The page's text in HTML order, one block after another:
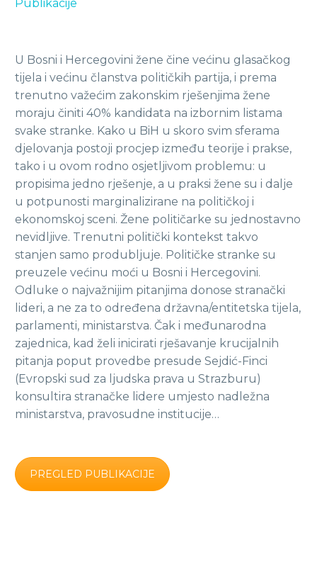
Publikacije
U Bosni i Hercegovini žene čine većinu glasačkog
tijela i većinu članstva političkih partija, i prema
trenutno važećim zakonskim rješenjima žene
moraju činiti 40% kandidata na izbornim listama
svake stranke. Kako u BiH u skoro svim sferama
djelovanja postoji procjep između teorije i prakse,
tako i u ovom rodno osjetljivom problemu: u
propisima jedno rješenje, a u praksi žene su i dalje
u potpunosti marginalizirane na političkoj i
ekonomskoj sceni. Žene političarke su jednostavno
nevidljive. Trenutni politički kontekst takvo
stanjen samo produbljuje. Političke stranke su
preuzele većinu moći u Bosni i Hercegovini.
Odluke o najvažnijim pitanjima donose stranački
lideri, a ne za to određena državna/entitetska tijela,
parlamenti, ministarstva. Čak i međunarodna
zajednica, kad želi inicirati rješavanje krucijalnih
pitanja poput provedbe presude Sejdić-Finci
(Evropski sud za ljudska prava u Strazburu)
konsultira stranačke lidere umjesto nadležna
ministarstva, pravosudne institucije…
PREGLED PUBLIKACIJE